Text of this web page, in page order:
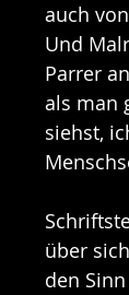
auch
Und
Parrer
als man
siehst,
über
den